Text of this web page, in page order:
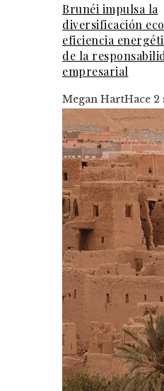
Brunéi impulsa la
diversificación
eficiencia
de la
empresarial
Megan HartHace 2